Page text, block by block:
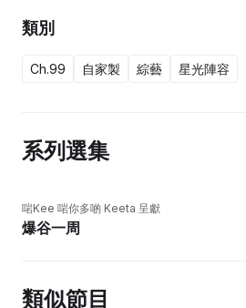
類別
Ch.99 自家製 綜藝 星光陣容
系列選集
啱Kee 啱你多啲 Keeta 呈獻
爆谷一周
類似節目